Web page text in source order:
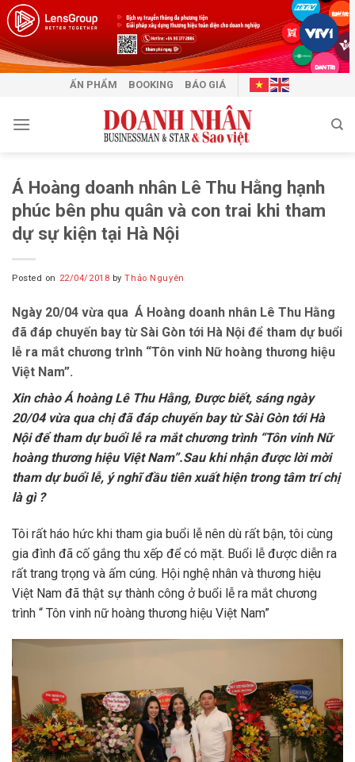
Skip
to
content
ẤN PHẨM BOOKING BÁO GIÁ
Á Hoàng doanh nhân Lê Thu Hằng hạnh
phúc bên phu quân và con trai khi tham
dự sự kiện tại Hà Nội
Posted on 22/04/2018 byThảo Nguyên
Ngày 20/04 vừa qua Á Hoàng doanh nhân Lê Thu Hằng
đã đáp chuyến bay từ Sài Gòn tới Hà Nội để tham dự buổi
lễ ra mắt chương trình “Tôn vinh Nữ hoàng thương hiệu
Việt Nam”.
Xin chào Á hoàng Lê Thu Hằng, Được biết, sáng ngày
20/04 vừa qua chị đã đáp chuyến bay từ Sài Gòn tới Hà
Nội để tham dự buổi lễ ra mắt chương trình “Tôn vinh Nữ
hoàng thương hiệu Việt Nam”.Sau khi nhận được lời mời
tham dự buổi lễ, ý nghĩ đầu tiên xuất hiện trong tâm trí chị
là gì ?
Tôi rất háo hức khi tham gia buổi lễ nên dù rất bận, tôi cùng
gia đình đã cố gắng thu xếp để có mặt. Buổi lễ được diễn ra
rất trang trọng và ấm cúng. Hội nghệ nhân và thương hiệu
Việt Nam đã thật sự thành công ở buổi lễ ra mắt chương
trình “ Tôn vinh nữ hoàng thương hiệu Việt Nam”